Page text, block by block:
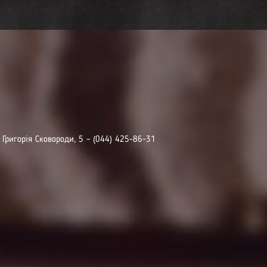
Григорія Сковороди, 5 – (044) 425-86-31